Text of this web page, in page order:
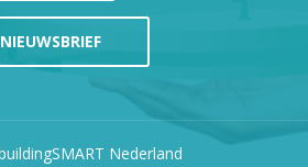
Nederland